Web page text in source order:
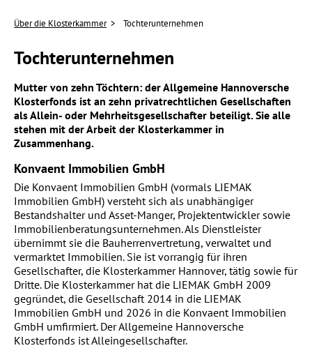
Über die Klosterkammer Tochterunternehmen
Tochterunternehmen
Mutter von zehn Töchtern: der Allgemeine Hannoversche
Klosterfonds ist an zehn privatrechtlichen Gesellschaften
als Allein- oder Mehrheitsgesellschafter beteiligt. Sie alle
stehen mit der Arbeit der Klosterkammer in
Zusammenhang.
Konvaent Immobilien GmbH
Die Konvaent Immobilien GmbH (vormals LIEMAK
Immobilien GmbH) versteht sich als unabhängiger
Bestandshalter und Asset-Manger, Projektentwickler sowie
Immobilienberatungsunternehmen. Als Dienstleister
übernimmt sie die Bauherrenvertretung, verwaltet und
vermarktet Immobilien. Sie ist vorrangig für ihren
Gesellschafter, die Klosterkammer Hannover, tätig sowie für
Dritte. Die Klosterkammer hat die LIEMAK GmbH 2009
gegründet, die Gesellschaft 2014 in die LIEMAK
Immobilien GmbH und 2026 in die Konvaent Immobilien
GmbH umfirmiert. Der Allgemeine Hannoversche
Klosterfonds ist Alleingesellschafter.